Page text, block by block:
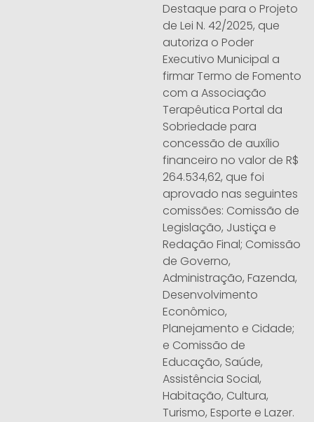
Destaque para o Projeto
de Lei N. 42/2025, que
autoriza o Poder
Executivo Municipal a
firmar Termo de Fomento
com a Associação
Terapêutica Portal da
Sobriedade para
concessão de auxílio
financeiro no valor de R$
264.534,62, que foi
aprovado nas seguintes
comissões: Comissão de
Legislação, Justiça e
Redação Final; Comissão
de Governo,
Administração, Fazenda,
Desenvolvimento
Econômico,
Planejamento e Cidade;
e Comissão de
Educação, Saúde,
Assistência Social,
Habitação, Cultura,
Turismo, Esporte e Lazer.